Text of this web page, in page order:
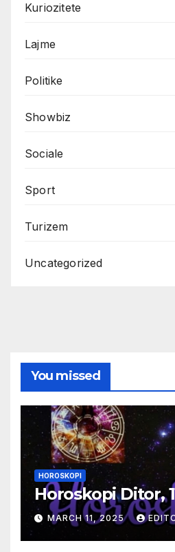
Kuriozitete
Lajme
Politike
Showbiz
Sociale
Sport
Turizem
Uncategorized
You missed
HOROSKOPI
Horoskopi Ditor,
MARCH 11, 2025